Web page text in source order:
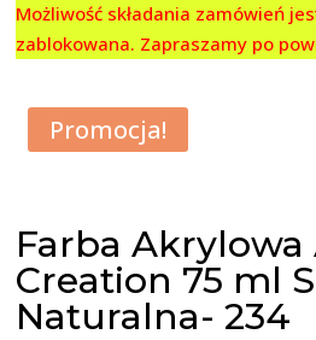
Możliwość składania zamówień
zablokowana. Zapraszamy po
Promocja!
Farba Akrylowa
Creation 75 ml
Naturalna- 234